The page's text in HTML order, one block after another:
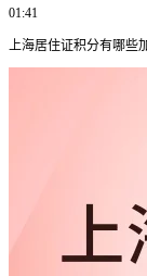
01:41
上海居住证积分有哪些